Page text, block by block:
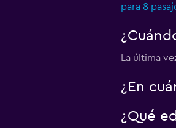
para 8
La última
¿En
¿Qué